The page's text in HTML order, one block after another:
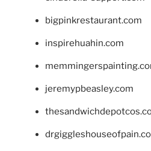
bigpinkrestaurant.com
inspirehuahin.com
jeremypbeasley.com